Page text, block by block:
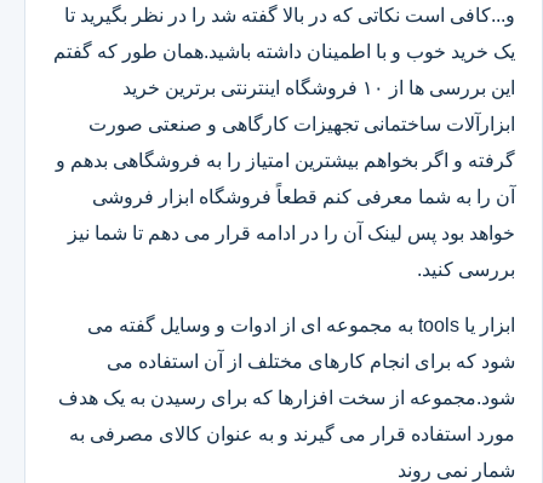
و...کافی است نکاتی که در بالا گفته شد را در نظر بگیرید تا
یک خرید خوب و با اطمینان داشته باشید.همان طور که گفتم
این بررسی ها از ۱۰ فروشگاه اینترنتی برترین خرید
ابزارآلات ساختمانی تجهیزات کارگاهی و صنعتی صورت
گرفته و اگر بخواهم بیشترین امتیاز را به فروشگاهی بدهم و
آن را به شما معرفی کنم قطعاً فروشگاه ابزار فروشی
خواهد بود پس لینک آن را در ادامه قرار می دهم تا شما نیز
بررسی کنید.
ابزار یا tools به مجموعه ای از ادوات و وسایل گفته می
شود که برای انجام کارهای مختلف از آن استفاده می
شود.مجموعه از سخت افزارها که برای رسیدن به یک هدف
مورد استفاده قرار می گیرند و به عنوان کالای مصرفی به
شمار نمی روند